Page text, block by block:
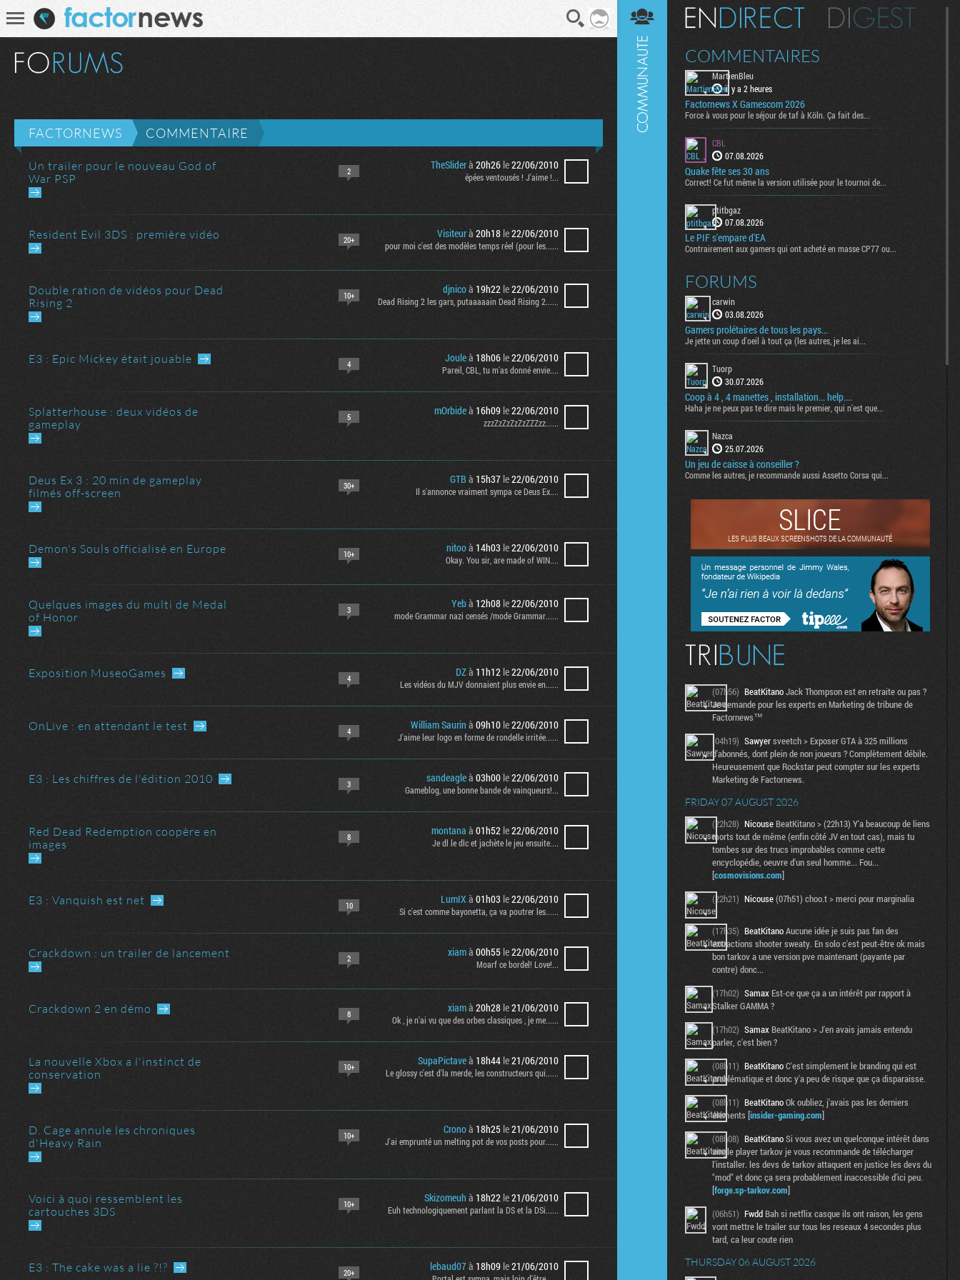
FACTORNEWS COMMENTAIRE
Un trailer pour le nouveau God of
War PSP
2 TheSliderà 20h26 le22/06/2010
épées ventousés ! J'aime !...
Resident Evil 3DS : première vidéo 20+ Visiteurà 20h18 le22/06/2010
pour moi c'est des modèles temps réel (pour les......
Double ration de vidéos pour Dead
Rising 2
10+ djnicoà 19h22 le22/06/2010
Dead Rising 2 les gars, putaaaaain Dead Rising 2......
E3 : Epic Mickey était jouable
Aller au dernier message 4 Jouleà 18h06 le22/06/2010
Pareil, CBL, tu m'as donné envie....
Splatterhouse : deux vidéos de
gameplay
5 mOrbideà 16h09 le22/06/2010
zzzZzZzZzZzZZZzz......
Deus Ex 3 : 20 min de gameplay
filmés off-screen
30+ GTB à 15h37 le22/06/2010
Il s'annonce vraiment sympa ce Deus Ex....
Demon's Souls officialisé en Europe 10+ nitooà 14h03 le22/06/2010
Okay. You sir, are made of WIN....
Quelques images du multi de Medal
of Honor
3 Yebà 12h08 le22/06/2010
mode Grammar nazi censés /mode Grammar......
Exposition MuseoGames
au dernier message 4 DZà 11h12 le22/06/2010
Les vidéos du MJV donnaient plus envie en......
OnLive : en attendant le test
Aller au dernier message 4 William Saurin à 09h10 le22/06/2010
J'aime leur logo en forme de rondelle irritée......
E3 : Les chiffres de l'édition 2010
Aller au dernier message 3 sandeagleà 03h00 le22/06/2010
Gameblog, une bonne bande de vainqueurs!...
Red Dead Redemption coopère en
images
8 montana à 01h52 le22/06/2010
Je dl le dlc et jachète le jeu ensuite....
E3 : Vanquish est net
message 10 LumIXà 01h03 le22/06/2010
Si c'est comme bayonetta, ça va poutrer les......
Crackdown : un trailer de lancement 2 xiamà 00h55 le22/06/2010
Moarf ce bordel! Love!...
Crackdown 2 en démo
dernier message 8 xiamà 20h28le21/06/2010
Ok , je n'ai vu que des orbes classiques , je me......
La nouvelle Xbox a l'instinct de
conservation
10+ SupaPictaveà 18h44 le21/06/2010
Le glossy c'est d'la merde, les constructeurs qui......
D. Cage annule les chroniques
d'Heavy Rain
10+ Cronoà 18h25 le21/06/2010
J'ai emprunté un melting pot de vos posts pour......
Voici à quoi ressemblent les
cartouches 3DS
10+ Skizomeuh à 18h22 le21/06/2010
Euh technologiquement parlant la DS et la DSi......
E3 : The cake was a lie ?!?
au dernier message 20+ lebaud07à 18h09le21/06/2010
Digest
COMMENTAIRES
MartienBleu
il y a 2 heures
Factornews X Gamescom 2026
Force à vous pour le séjour de taf à Köln. Ça fait des...
CBL
07.08.2026
Quake fête ses 30 ans
Correct! Ce fut même la version utilisée pour le tournoi de...
ptitbgaz
07.08.2026
Le PIF s'empare d'EA
Contrairement aux gamers qui ont acheté en masse CP77 ou...
FORUMS
carwin
03.08.2026
Gamers prolétaires de tous les pays...
Je jette un coup d'oeil à tout ça (les autres, je les ai...
Tuorp
30.07.2026
Coop à 4 , 4 manettes , installation... help....
Haha je ne peux pas te dire mais le premier, qui n'est que...
Nazca
25.07.2026
Un jeu de caisse à conseiller ?
Comme les autres, je recommande aussi Assetto Corsa qui...
SLICE
LES PLUS BEAUX SCREENSHOTS DE LA COMMUNAUTÉ
(07h56) BeatKitanoJack Thompson est en retraite ou pas ?
Je demande pour les experts en Marketing de tribune de
Factornews™
(04h19) Sawyersveetch > Exposer GTA à 325 millions
d'abonnés, dont plein de non joueurs ? Complètement débile.
Heureusement que Rockstar peut compter sur les experts
Marketing de Factornews.
FRIDAY 07 AUGUST 2026
(22h28) Nicouse BeatKitano > (22h13) Y'a beaucoup de liens
morts tout de même (enfin côté JV en tout cas), mais tu
tombes sur des trucs improbables comme cette
encyclopédie, oeuvre d'un seul homme... Fou...
[cosmovisions.com]
(22h21) Nicouse(07h51) choo.t > merci pour marginalia
(17h35) BeatKitanoAucune idée je suis pas fan des
extractions shooter sweaty. En solo c'est peut-être ok mais
bon tarkov a une version pve maintenant (payante par
contre) donc...
(17h02) Samax Est-ce que ça a un intérêt par rapport à
Stalker GAMMA ?
(17h02) Samax BeatKitano > J'en avais jamais entendu
parler, c'est bien ?
(08h11) BeatKitanoC'est simplement le branding qui est
problématique et donc y'a peu de risque que ça disparaisse.
(08h11) BeatKitanoOk oubliez, j'avais pas les derniers
éléments [insider-gaming.com]
(08h08) BeatKitanoSi vous avez un quelconque intérêt dans
single player tarkov je vous recommande de télécharger
l'installer. les devs de tarkov attaquent en justice les devs du
"mod" et donc ça sera probablement inaccessible d'ici peu.
[forge.sp-tarkov.com]
(06h51) Fwdd Bah si netflix casque ils ont raison, les gens
vont mettre le trailer sur tous les reseaux 4 secondes plus
tard, ca leur coute rien
THURSDAY 06 AUGUST 2026